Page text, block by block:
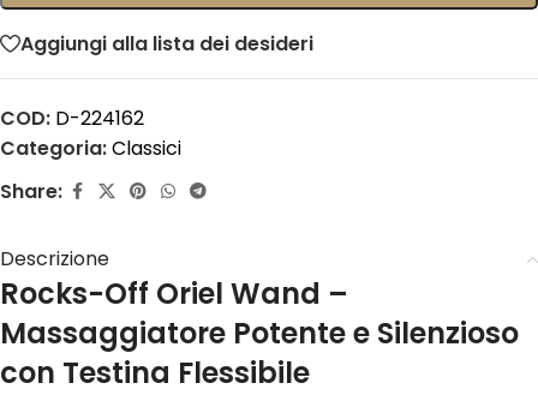
Aggiungi alla lista dei desideri
COD: D-224162
Categoria:Classici
Share:
Descrizione
Rocks-Off Oriel Wand –
Massaggiatore Potente e Silenzioso
con Testina Flessibile